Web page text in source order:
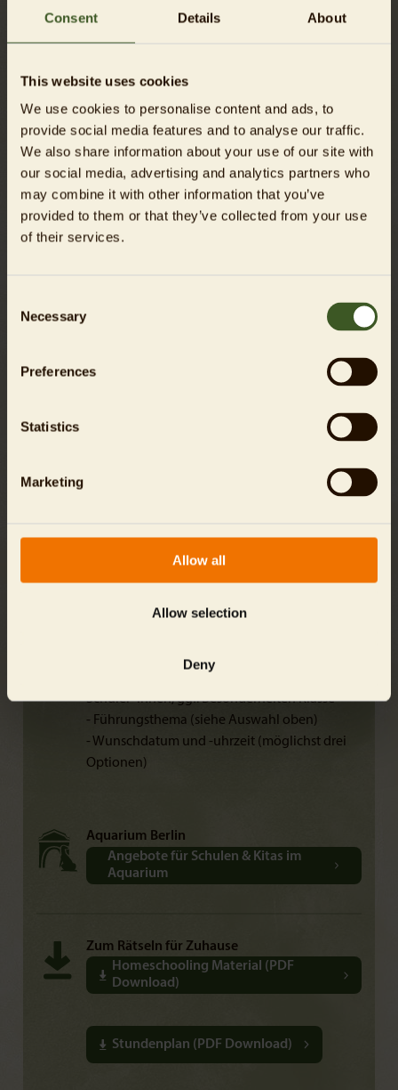
Consent Details About
This website uses cookies
We use cookies to personalise content and ads, to
provide social media features and to analyse our traffic.
We also share information about your use of our site with
our social media, advertising and analytics partners who
may combine it with other information that you’ve
provided to them or that they’ve collected from your use
of their services.
Selection
Necessary
Preferences
Statistics
Marketing
Allow all
Allow selection
Deny
Dauer
90 Minuten
Mögliche Startzeiten:
9:15 Uhr, 11:15 Uhr, 13:15 Uhr
Deutsch oder Englisch
denken Sie unbedingt an eine
Bitte schicken Sie eine Buchungsanfrage mind.
14 Tage im Voraus. Bitte teilen Sie mit Ihrer
- Ansprechpartner*in, Telefonnummer
Schüler*innen, ggf. Besonderheiten Klasse
- Führungsthema (siehe Auswahl oben)
- Wunschdatum und -uhrzeit (möglichst drei
Optionen)
Aquarium Berlin
Angebote für Schulen & Kitas im
Aquarium
Zum Rätseln für Zuhause
Homeschooling Material (PDF
Download)
Stundenplan (PDF Download)